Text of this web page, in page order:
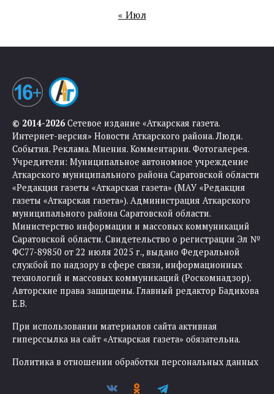
« Июл
© 2014-2026Сетевое издание «Аткарская газета.
Интернет-версия» Новости Аткарского района. Люди.
События. Реклама. Мнения. Комментарии. Фотогалерея.
Учредители: Муниципальное автономное учреждение
Аткарского муниципального района Саратовской области
«Редакция газеты «Аткарская газета» (МАУ «Редакция
газеты «Аткарская газета»). Администрация Аткарского
муниципального района Саратовской области.
Министерство информации и массовых коммуникаций
Саратовской области. Свидетельство о регистрации Эл №
ФС77-89850 от 22 июля 2025 г., выдано Федеральной
службой по надзору в сфере связи, информационных
технологий и массовых коммуникаций (Роскомнадзор).
Авторские права защищены. Главный редактор Бадикова
Е.В.
При использовании материалов сайта активная
гиперссылка на сайт «Аткарская газета» обязательна.
Политика в отношении обработки персональных данных